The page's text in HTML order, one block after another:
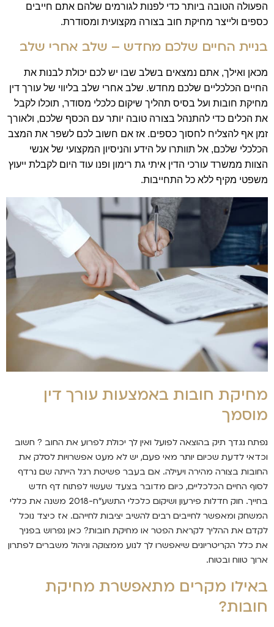
הפעולה הטובה ביותר כדי לפנות לגורמים שלהם אתם חייבים
כספים ולייצר מחיקת חוב בצורה מקצועית ומסודרת.
בניית החיים שלכם מחדש – שלב אחרי שלב
מכאן ואילך, אתם נמצאים בשלב שבו יש לכם יכולת לבנות את
החיים הכלכליים שלכם מחדש. שלב אחרי שלב בליווי של עורך דין
מחיקת חובות ועל בסיס תהליך שיקום כלכלי מסודר, תוכלו לקבל
את הכלים כדי להתנהל בצורה טובה יותר עם הכסף שלכם, ולאורך
זמן אף להצליח לחסוך כספים. אז אם חשוב לכם לשפר את המצב
הכלכלי שלכם, אל תוותרו על הידע והניסיון המקצועי של אנשי
הצוות ממשרד עורכי הדין איתי גת רימון ופנו עוד היום לקבלת ייעוץ
משפטי מקיף ללא כל התחייבות.
מחיקת חובות באמצעות עורך דין
מוסמך
נפתח נגדך תיק בהוצאה לפועל ואין לך יכולת לפרוע את החוב ? חשוב
וכדאי לדעת שכיום יותר מאי פעם, יש לא מעט אפשרויות לסלק את
החובות בצורה מהירה ויעילה. אם בעבר פשיטת רגל הייתה שם נרדף
לסוף החיים הכלכליים, כיום מדובר בצעד שעשוי לפתוח דף חדש
בחייך. חוק חדלות פירעון ושיקום כלכלי התשע"ח-2018 משנה את כללי
המשחק ומאפשר לחייבים רבים להשיב יציבות לחייהם. אז כיצד נוכל
לקדם את ההליך לקראת הפטר או מחיקת חובות? כאן נפרוש בפניך
את כלל הקריטריונים שיאפשרו לך לנוע ממצוקה וניהול משברים לפתרון
ארוך טווח ובטוח.
באילו מקרים מתאפשרת מחיקת
חובות?